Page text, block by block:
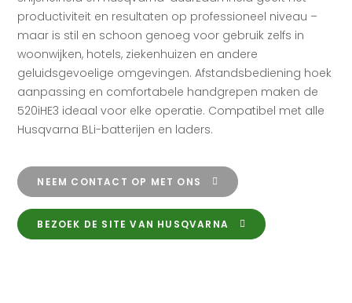
productiviteit en resultaten op professioneel niveau –
maar is stil en schoon genoeg voor gebruik zelfs in
woonwijken, hotels, ziekenhuizen en andere
geluidsgevoelige omgevingen. Afstandsbediening hoek
aanpassing en comfortabele handgrepen maken de
520iHE3 ideaal voor elke operatie. Compatibel met alle
Husqvarna BLi-batterijen en laders.
NEEM CONTACT OP MET ONS
BEZOEK DE SITE VAN HUSQVARNA